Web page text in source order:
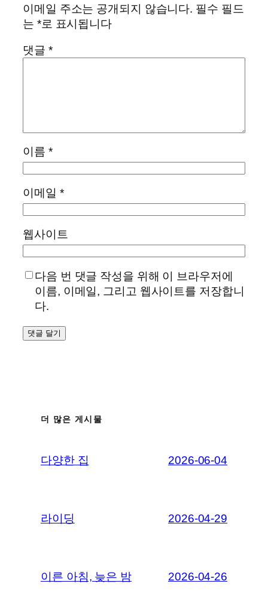
이메일 주소는 공개되지 않습니다. 필수 필드
는 *로 표시됩니다
댓글 *
이름 *
이메일 *
웹사이트
다음 번 댓글 작성을 위해 이 브라우저에
이름, 이메일, 그리고 웹사이트를 저장합니
다.
더 많은 게시물
다양한 집 2026-06-04
라이딩 2026-04-29
이른 아침, 늦은 밤 2026-04-26